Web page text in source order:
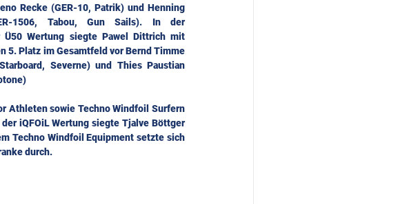
Recke (GER-10, Patrik) und Henning
1506, Tabou, Gun Sails). In der
Ü50 Wertung siegte Pawel Dittrich mit
5. Platz im Gesamtfeld vor Bernd Timme
Severne) und Thies Paustian
Athleten sowie Techno Windfoil Surfern
iQFOiL Wertung siegte Tjalve Böttger
Techno Windfoil Equipment setzte sich
durch.